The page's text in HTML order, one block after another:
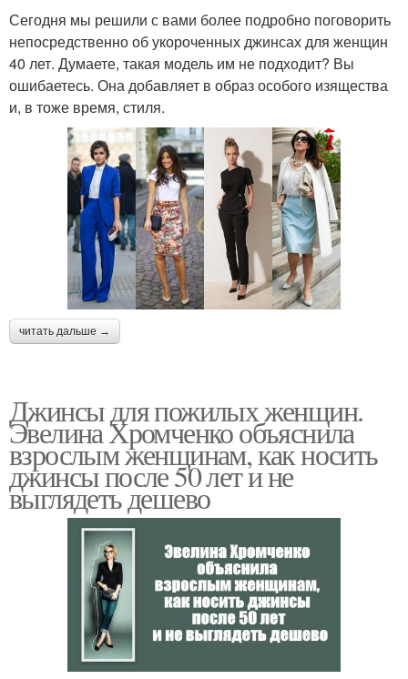
Сегодня мы решили с вами более подробно поговорить
непосредственно об укороченных джинсах для женщин
40 лет. Думаете, такая модель им не подходит? Вы
ошибаетесь. Она добавляет в образ особого изящества
и, в тоже время, стиля.
читать дальше →
Джинсы для пожилых женщин.
Эвелина Хромченко объяснила
взрослым женщинам, как носить
джинсы после 50 лет и не
выглядеть дешево